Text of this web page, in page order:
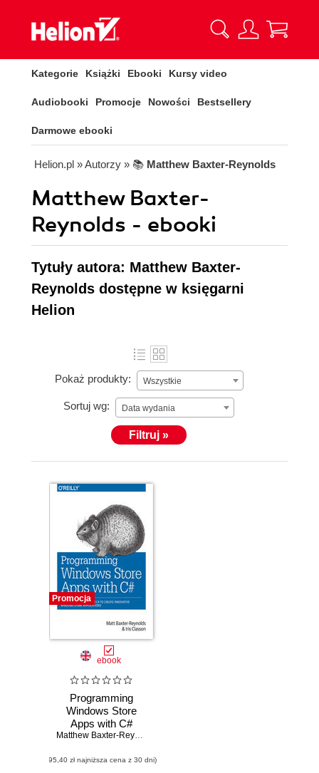
Kategorie Książki Ebooki Kursy video
Audiobooki Promocje Nowości Bestsellery
Darmowe ebooki
Helion.pl » Autorzy » 📚 Matthew Baxter-Reynolds
Matthew Baxter-
Reynolds - ebooki
Tytuły autora: Matthew Baxter-
Reynolds dostępne w księgarni
Helion
Pokaż produkty: Wszystkie
Sortuj wg: Data wydania
Filtruj »
Promocja
ebook
Programming
Windows Store
Apps with C#
Matthew Baxter-Reynolds
(95,40 zł najniższa cena z 30 dni)